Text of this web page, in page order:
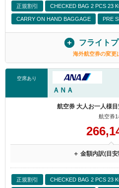
正規割引 CHECKED BAG 2 PCS 23
CARRY ON HAND BAGGAGE PRE
フライト
海外航空券の変更
空席あり
ＡＮＡ
航空券 大人お一人様
航空券1
＋ 金額内訳(目
正規割引 CHECKED BAG 2 PCS 23